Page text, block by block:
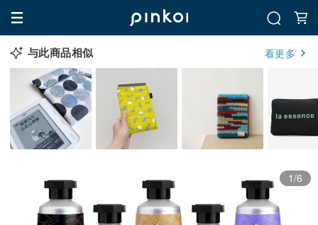
与此商品相似 看更多
1/6